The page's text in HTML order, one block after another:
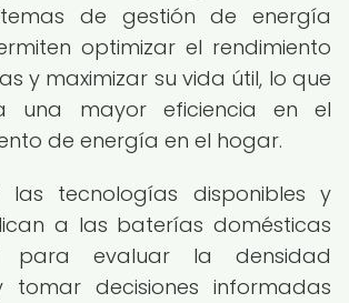
de gestión de energía
optimizar el rendimiento
y maximizar su vida útil, lo que
una mayor eficiencia en el
de energía en el hogar.
las tecnologías disponibles y
a las baterías domésticas
para evaluar la densidad
tomar decisiones informadas